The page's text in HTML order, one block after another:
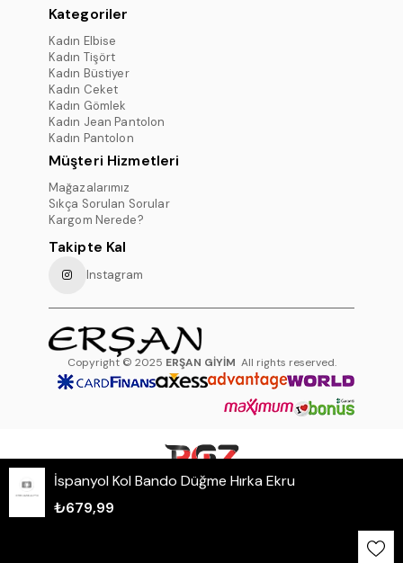
Kategoriler
Kadın Elbise
Kadın Tişört
Kadın Büstiyer
Kadın Ceket
Kadın Gömlek
Kadın Jean Pantolon
Kadın Pantolon
Müşteri Hizmetleri
Mağazalarımız
Sıkça Sorulan Sorular
Kargom Nerede?
Takipte Kal
Instagram
Copyright © 2025 ERŞAN GİYİM All rights reserved.
WHATSAPP DESTEK HATTI
İspanyol Kol Bando Düğme Hırka Ekru
₺679,99